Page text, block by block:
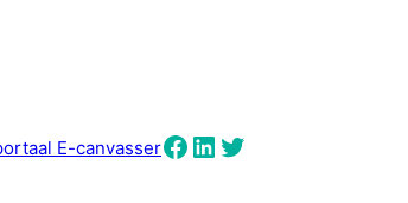
E-canvasserFacebook
LinkedIn
Twitter